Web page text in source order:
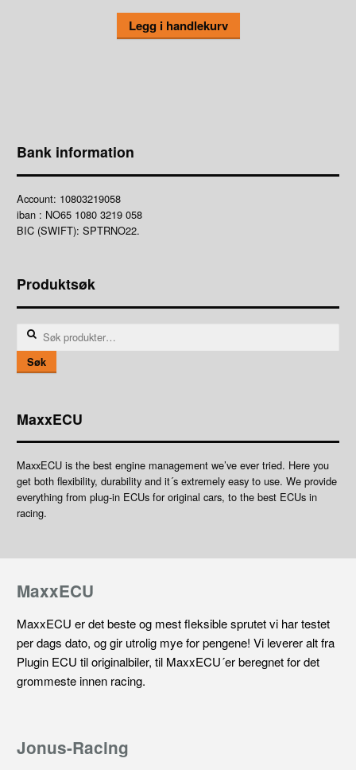
Legg i handlekurv
Bank information
Account: 10803219058
iban : NO65 1080 3219 058
BIC (SWIFT): SPTRNO22.
Produktsøk
Søk
Søk
MaxxECU
MaxxECU is the best engine management we’ve ever tried. Here you
get both flexibility, durability and it´s extremely easy to use. We provide
everything from plug-in ECUs for original cars, to the best ECUs in
racing.
MaxxECU
MaxxECU er det beste og mest fleksible sprutet vi har testet
per dags dato, og gir utrolig mye for pengene! Vi leverer alt fra
Plugin ECU til originalbiler, til MaxxECU´er beregnet for det
grommeste innen racing.
Jonus-Racing